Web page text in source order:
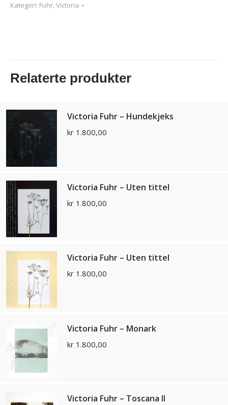
Kategori: Fuhr, Victoria
Relaterte produkter
Victoria Fuhr – Hundekjeks
kr 1.800,00
Victoria Fuhr – Uten tittel
kr 1.800,00
Victoria Fuhr – Uten tittel
kr 1.800,00
Victoria Fuhr – Monark
kr 1.800,00
Victoria Fuhr – Toscana II